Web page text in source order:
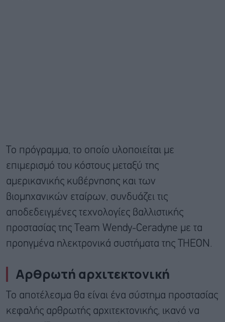
Το πρόγραμμα, το οποίο υλοποιείται με
επιμερισμό του κόστους μεταξύ της
αμερικανικής κυβέρνησης και των
βιομηχανικών εταίρων, συνδυάζει τις
αποδεδειγμένες τεχνολογίες βαλλιστικής
προστασίας της Team Wendy-Ceradyne με τα
προηγμένα ηλεκτρονικά συστήματα της TΗΕΟΝ.
Αρθρωτή αρχιτεκτονική
Το αποτέλεσμα θα είναι ένα σύστημα προστασίας
κεφαλής αρθρωτής αρχιτεκτονικής, ικανό να